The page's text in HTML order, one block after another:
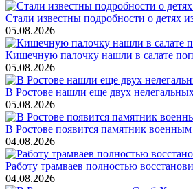
Стали известны подробности о
05.08.2026
Кишечную палочку нашли в салате
05.08.2026
В Ростове нашли еще двух
05.08.2026
В Ростове появится памятник
04.08.2026
Работу трамваев полностью
04.08.2026